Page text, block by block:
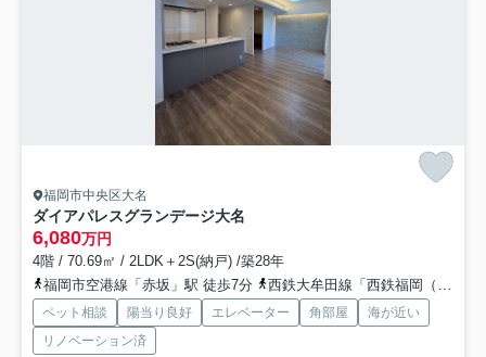
福岡市中央区大名
ダイアパレスグランデージ大名
6,080万円
4階 / 70.69㎡ / 2LDK＋2S(納戸) /築28年
福岡市空港線「赤坂」駅 徒歩7分
西鉄大牟田線「西鉄福岡（天神）」駅 徒歩12分
ペット相談 陽当り良好 エレベーター 角部屋
海が近い
リノベーション済